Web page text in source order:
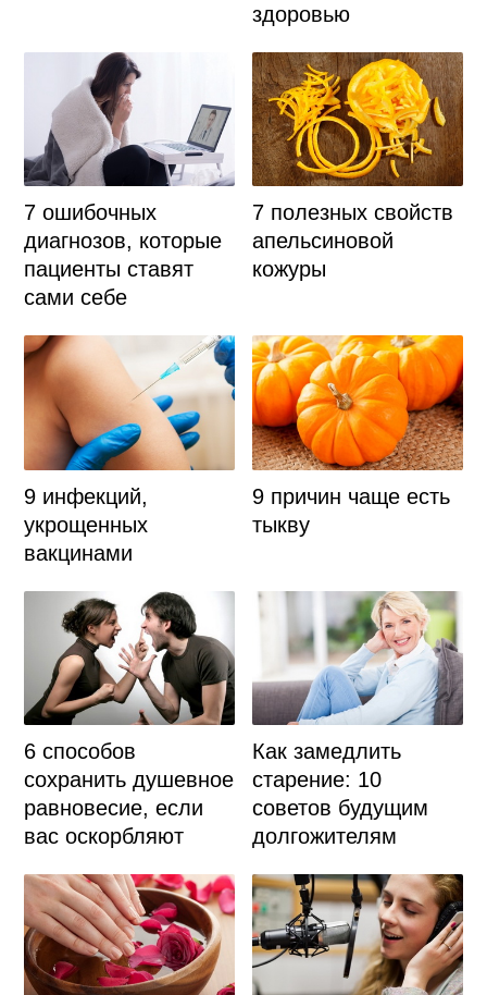
здоровью
7 ошибочных
диагнозов, которые
пациенты ставят
сами себе
7 полезных свойств
апельсиновой
кожуры
9 инфекций,
укрощенных
вакцинами
9 причин чаще есть
тыкву
6 способов
сохранить душевное
равновесие, если
вас оскорбляют
Как замедлить
старение: 10
советов будущим
долгожителям